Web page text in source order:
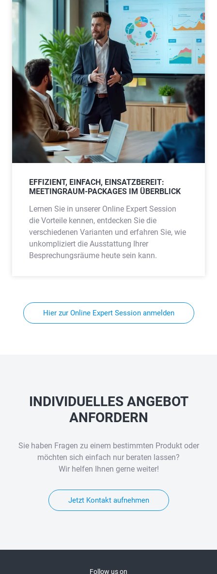
EFFIZIENT, EINFACH, EINSATZBEREIT:
MEETINGRAUM-PACKAGES IM ÜBERBLICK
Lernen Sie in unserer Online Expert Session
die Vorteile kennen, entdecken Sie die
verschiedenen Varianten und erfahren Sie, wie
unkompliziert die Ausstattung Ihrer
Besprechungsräume heute sein kann.
Hier zur Online Expert Session anmelden
INDIVIDUELLES ANGEBOT
ANFORDERN
Sie haben Fragen zu einem bestimmten Produkt oder
möchten sich einfach nur beraten lassen?
Wir helfen Ihnen gerne weiter!
Jetzt Kontakt aufnehmen
Follow us on